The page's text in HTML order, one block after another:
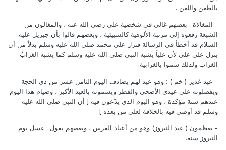
بالطعن واللعن .
- المغالاة : بعضهم غالى في شخصية علي رضي الله عنه ، والمغالون من
الشيعة رفعوه إلى مرتبة الألوهية كالسبيئية ، وبعضهم قالوا بأن جبريل عليه
السلام قد أخطأ في الرسالة فنزل على محمد صلى الله عليه وسلم بدلاً من أن
ينزل على علي لأن علياً يشبه النبي صلى الله عليه وسلم كما يشبه الغرابُ
الغرابَ ولذلك سموا بالغرابية.
- عيد غدير ( خم ) : وهو عيد لهم يصادف اليوم الثامن عشر من ذي الحجة
ويفضلونه على عيدي الأضحى والفطر ويسمونه بالعيد الأكبر ، وصيام هذا اليوم
عندهم سنة مؤكدة ، وهو اليوم الذي يدَّعون فيه [ أن النبي صلى الله عليه
وسلم قد أوصى فيه بالخلافة لعلي من بعده ].
- يعظمون ( عيد النيروز) وهو من أعياد الفرس ، وبعضهم يقول : غسل يوم
النيروز سنة.